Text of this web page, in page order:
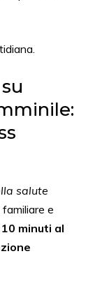
salute
e
minuti al